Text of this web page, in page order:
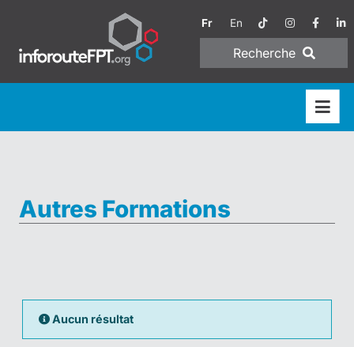
Fr En
Recherche
Autres Formations
Aucun résultat